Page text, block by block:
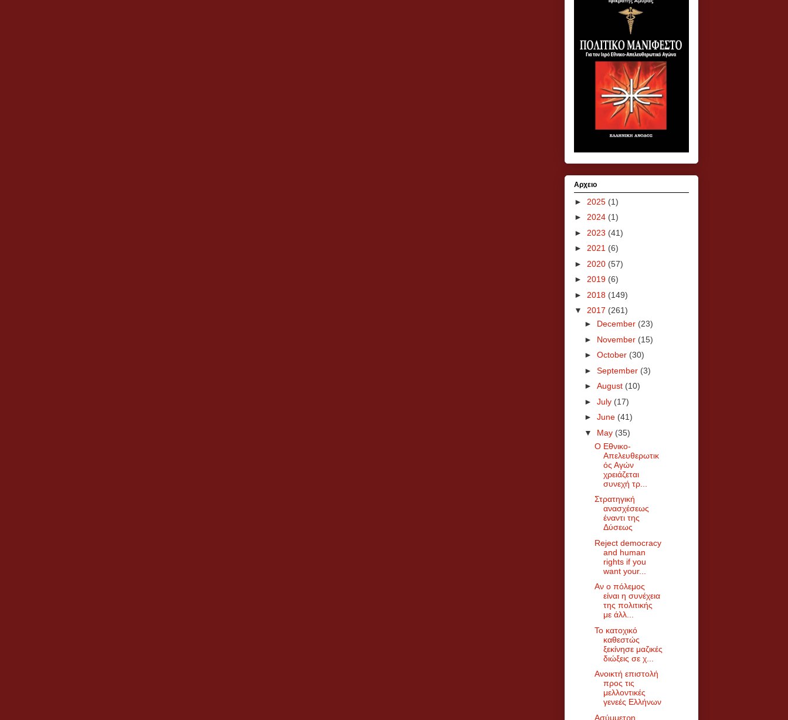
Αρχειο
► 2025 (1)
► 2024 (1)
► 2023 (41)
► 2021 (6)
► 2020 (57)
► 2019 (6)
► 2018 (149)
▼ 2017 (261)
► December (23)
► November (15)
► October (30)
► September (3)
► August (10)
► July (17)
► June (41)
▼ May (35)
Ο Εθνικο-
Απελευθερωτικ
ός Αγών
χρειάζεται
συνεχή τρ...
Στρατηγική
ανασχέσεως
έναντι της
Δύσεως
Reject democracy
and human
rights if you
want your...
Αν ο πόλεμος
είναι η συνέχεια
της πολιτικής
με άλλ...
Το κατοχικό
καθεστώς
ξεκίνησε μαζικές
διώξεις σε χ...
Ανοικτή επιστολή
προς τις
μελλοντικές
γενεές Ελλήνων
Ασύμμετρη